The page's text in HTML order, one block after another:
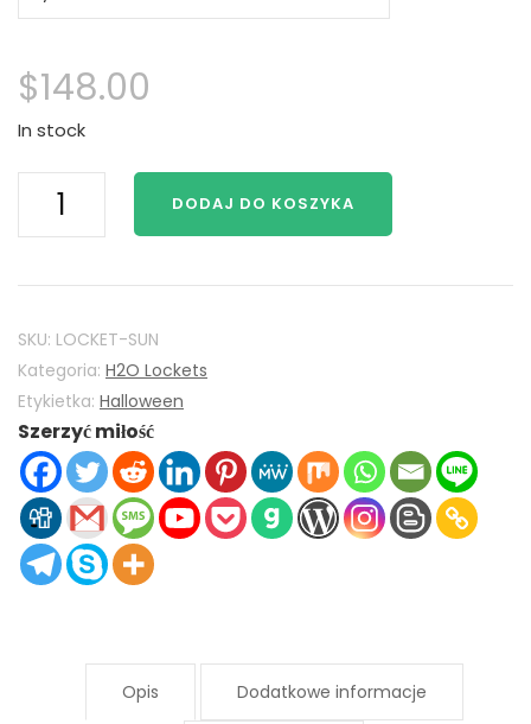
$148.00
In stock
Wystarczy
Mako
H2O
Locket
925
Srebro
z
Sun
Kryształu
Ilość
DODAJ DO KOSZYKA
SKU: LOCKET-SUN
Kategoria: H2O Lockets
Etykietka: Halloween
Szerzyć miłość
Opis Dodatkowe informacje